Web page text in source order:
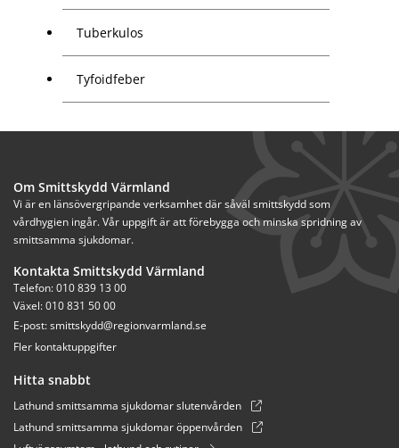
Tuberkulos
Tyfoidfeber
Om Smittskydd Värmland
Vi är en länsövergripande verksamhet där såväl smittskydd som
vårdhygien ingår. Vår uppgift är att förebygga och minska spridning av
smittsamma sjukdomar.
Kontakta Smittskydd Värmland
Telefon: 010 839 13 00
Växel: 010 831 50 00
E-post: smittskydd@regionvarmland.se
Fler kontaktuppgifter
Hitta snabbt
Lathund smittsamma sjukdomar slutenvården
Lathund smittsamma sjukdomar öppenvården